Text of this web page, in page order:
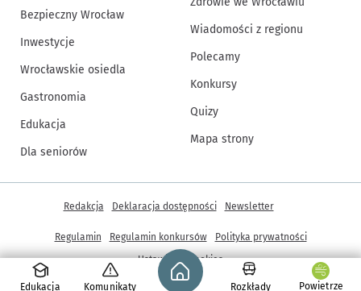
Edukacja Komunikaty
Strona główna - wroclaw.pl
Rozkłady Powietrze
Bezpieczny Wrocław
Inwestycje
Wrocławskie osiedla
Gastronomia
Edukacja
Dla seniorów
Wiadomości z regionu
Polecamy
Konkursy
Quizy
Mapa strony
Inne informacje
Redakcja Deklaracja dostępności Newsletter
Regulamin Regulamin konkursów
Polityka prywatności
Ustawienia cookies